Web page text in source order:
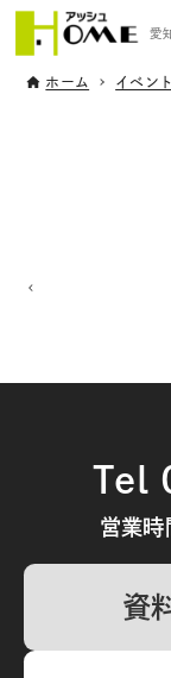
愛
ホーム イベン
Tel
営業
資